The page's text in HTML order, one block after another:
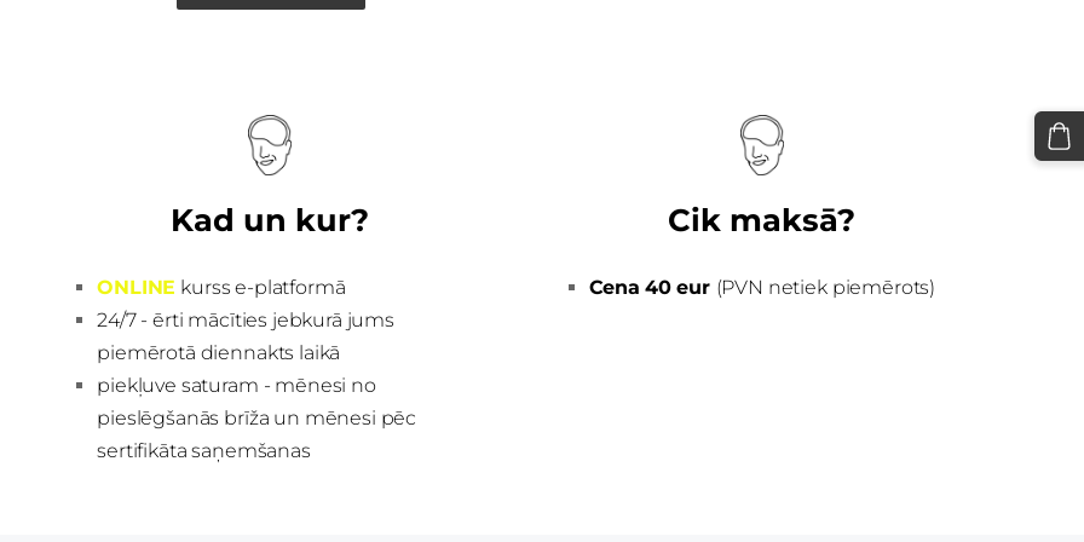
Kad un kur?
ONLINE kurss e-platformā
24/7- ērti mācīties jebkurā jums
piemērotā diennakts laikā
piekļuve saturam - mēnesi no
pieslēgšanās brīža un mēnesi pēc
sertifikāta saņemšanas
Cik maksā?
Cena 40 eur (PVN netiek piemērots)